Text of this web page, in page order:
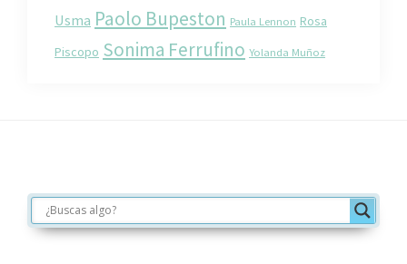
Usma Paolo Bupeston Paula Lennon Rosa
Piscopo Sonima Ferrufino Yolanda Muñoz
Footer